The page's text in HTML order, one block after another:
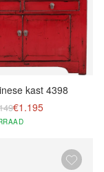
kast 4398
€1.195